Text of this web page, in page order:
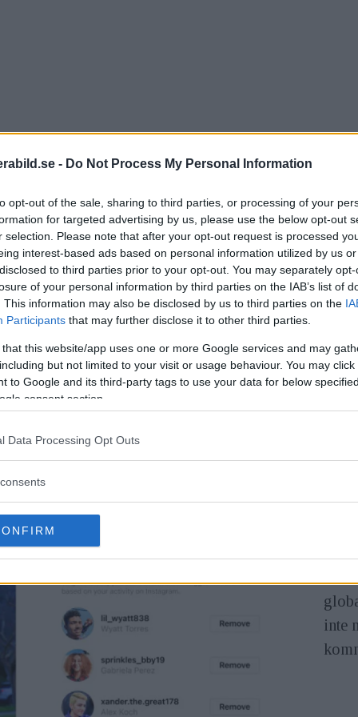
- Do Not Process My Personal Information
opt-out of the sale, sharing to third parties, or processing of your
for targeted advertising by us, please use the below opt-out
selection. Please note that after your opt-out request is processed
interest-based ads based on personal information utilized by us
to third parties prior to your opt-out. You may separately
of your personal information by third parties on the IAB’s list of
This information may also be disclosed by us to third parties on the
Participants that may further disclose it to other third parties.
that this website/app uses one or more Google services and may
but not limited to your visit or usage behaviour. You may
to Google and its third-party tags to use your data for below
consent section.
Data Processing Opt Outs
beräkningsmodell som styr vad du ser i flödet,
två nya sätt för dig som användare att påverka vad
Favoriter. Genom att klicka på Instagram-loggan i
låter dig se det senaste från upp till 50 konton
också visas längre upp i ditt flöde.
inte